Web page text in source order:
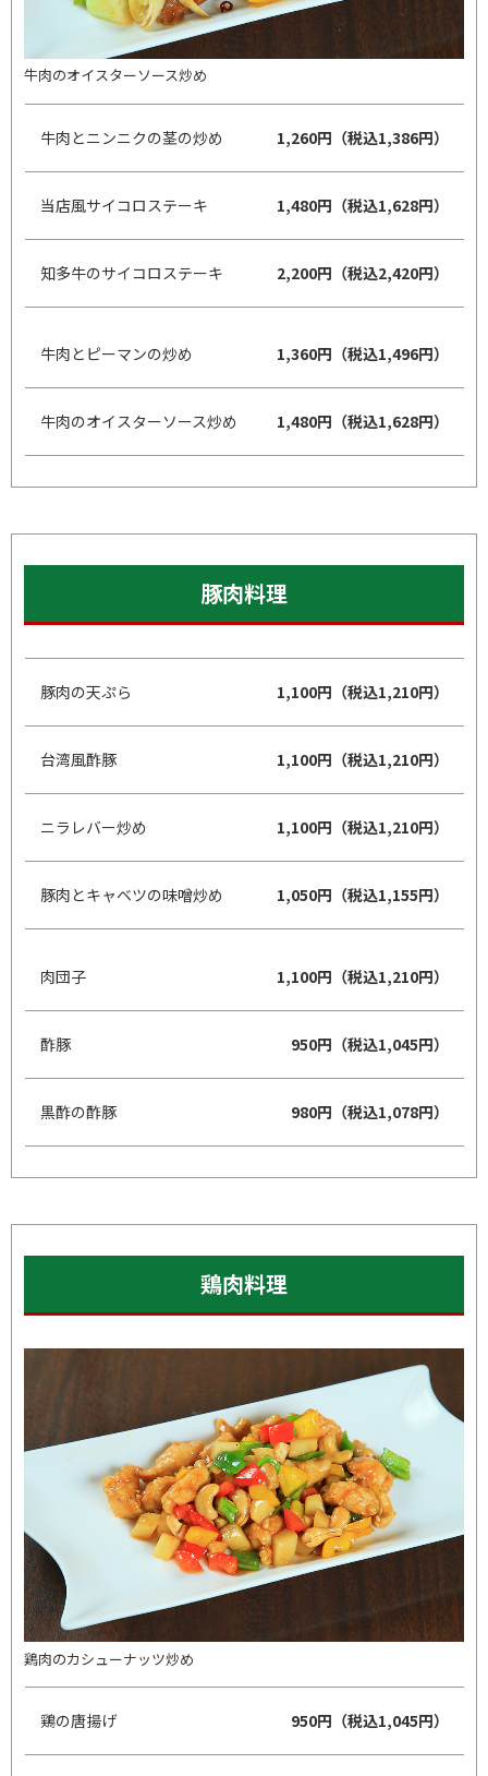
牛肉のオイスターソース炒め
牛肉とニンニクの茎の炒め 1,260円（税込1,386円）
当店風サイコロステーキ 1,480円（税込1,628円）
知多牛のサイコロステーキ 2,200円（税込2,420円）
牛肉とピーマンの炒め 1,360円（税込1,496円）
牛肉のオイスターソース炒め 1,480円（税込1,628円）
豚肉料理
豚肉の天ぷら 1,100円（税込1,210円）
台湾風酢豚 1,100円（税込1,210円）
ニラレバー炒め 1,100円（税込1,210円）
豚肉とキャベツの味噌炒め 1,050円（税込1,155円）
肉団子 1,100円（税込1,210円）
酢豚 950円（税込1,045円）
黒酢の酢豚 980円（税込1,078円）
鶏肉料理
鶏肉のカシューナッツ炒め
鶏の唐揚げ 950円（税込1,045円）